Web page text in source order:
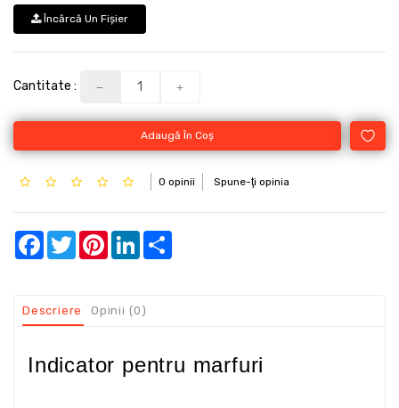
Încărcă Un Fişier
Cantitate :
Adaugă În Coş
0 opinii Spune-ţi opinia
Facebook
TwitterPinterestLinkedIn
Descriere Opinii (0)
Indicator pentru marfuri